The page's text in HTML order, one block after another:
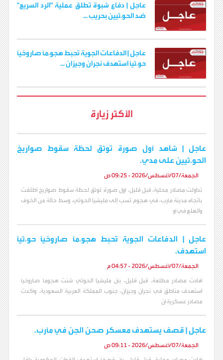
عاجل | دفاع شبوة تطلق عملية "الرد السريع"
ضد الحو.ثيين بحريب ...
عاجل | الدفاعات الجوية تُحبط هجو.مًا صاروخيًا
حو.ثيًا استهدف نجران وجيزان ...
الأكثر زيارة
عاجل | شاهد أول صورة توثق لحظة سقوط صواريخ
الحو.ثيين على مدي.
الجمعة/07/أغسطس/2026 - 09:25 ص
تداولت مصادر محلية، قبل قليل، أول صورة تُوثق لحظة سقوط صواريخ أُطلقت
باتجاه مدينة مأرب، في هجوم نُسب إلى مليشيا الحوثي، وسط حالة من الخوف
والهلع في أو
عاجل | الدفاعات الجوية تُحبط هجو.مًا صاروخيًا حو.ثيًا
استهدف.
الجمعة/07/أغسطس/2026 - 04:57 م
أفادت مصادر مطلعة، قبل قليل، بأن مليشيا الحوثي شنت هجومًا صاروخيًا
استهدف مناطق في نجران وجيزان، جنوب المملكة العربية السعودية. وأكدت
مصادر عسكرية أن
عاجل | قصف يستهدف معسكر صحن الجن في مأرب.
الجمعة/07/أغسطس/2026 - 09:11 ص